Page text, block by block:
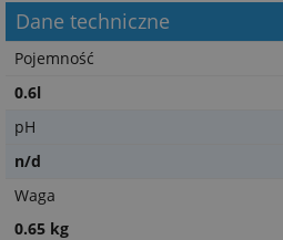
Dane techniczne
Pojemność
0.6l
pH
n/d
Waga
0.65 kg